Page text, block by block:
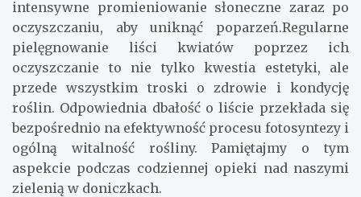
intensywne promieniowanie słoneczne zaraz po
oczyszczaniu, aby uniknąć poparzeń.Regularne
pielęgnowanie liści kwiatów poprzez ich
oczyszczanie to nie tylko kwestia estetyki, ale
przede wszystkim troski o zdrowie i kondycję
roślin. Odpowiednia dbałość o liście przekłada się
bezpośrednio na efektywność procesu fotosyntezy i
ogólną witalność rośliny. Pamiętajmy o tym
aspekcie podczas codziennej opieki nad naszymi
zielenią w doniczkach.